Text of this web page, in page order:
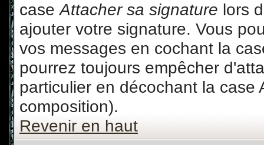
caseAttacher sa signature lors
ajouter votre signature. Vous
vos messages en cochant la
pourrez toujours empêcher
particulier en décochant la case
composition).
Revenir en haut